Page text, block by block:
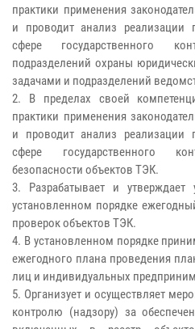
практики применения
и проводит анализ реализации
сфере государственного
подразделений охраны
задачами и подразделений
2. В пределах своей
практики применения
и проводит анализ реализации
сфере государственного
безопасности объектов ТЭК.
3. Разрабатывает и
установленном порядке
проверок объектов ТЭК.
4. В установленном порядке
ежегодного плана проведения
лиц и индивидуальных
5. Организует и осуществляет
контролю (надзору) за